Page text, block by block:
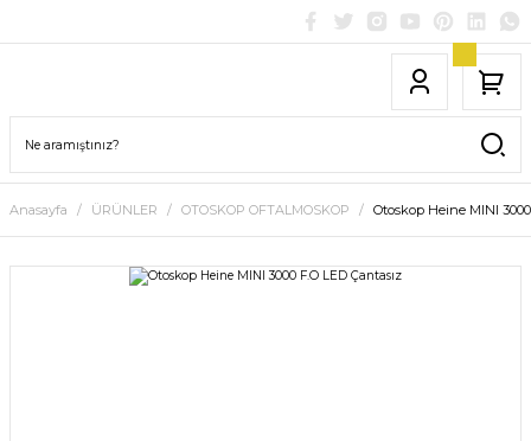
Anasayfa ÜRÜNLER OTOSKOP OFTALMOSKOP Otoskop Heine MINI 3000